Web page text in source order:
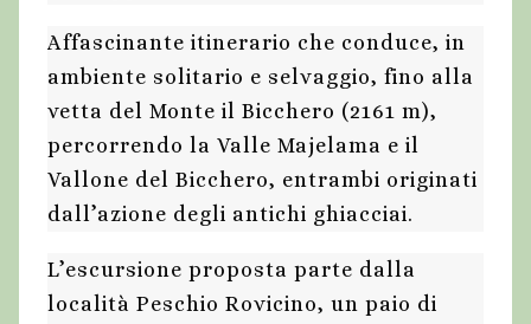
Affascinante itinerario che conduce, in
ambiente solitario e selvaggio, fino alla
vetta del Monte il Bicchero (2161 m),
percorrendo la Valle Majelama e il
Vallone del Bicchero, entrambi originati
dall’azione degli antichi ghiacciai.
L’escursione proposta parte dalla
località Peschio Rovicino, un paio di